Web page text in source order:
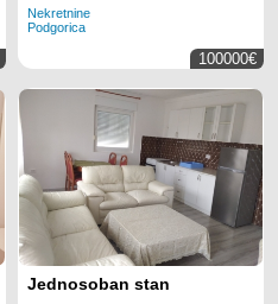
Nekretnine
Podgorica
100000€
Jednosoban stan